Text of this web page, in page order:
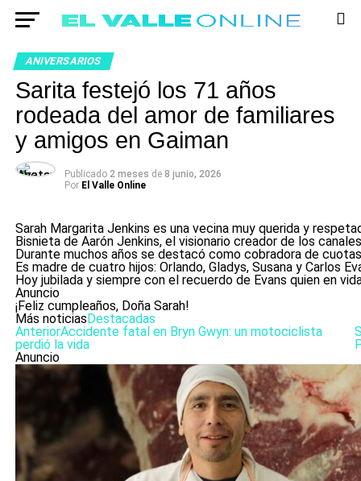
ANIVERSARIOS
Sarita festejó los 71 años
rodeada del amor de familiares
y amigos en Gaiman
Publicado 2 meses de 8 junio, 2026
Por El Valle Online
Sarah Margarita Jenkins es una vecina muy querida y
Bisnieta de Aarón Jenkins, el visionario creador de los
Durante muchos años se destacó como cobradora de
Es madre de cuatro hijos: Orlando, Gladys, Susana y Carlos
Hoy jubilada y siempre con el recuerdo de Evans quien en
Anuncio
¡Feliz cumpleaños, Doña Sarah!
Más noticiasDestacadas
AnteriorAccidente fatal en Bryn Gwyn: un motociclista
perdió la vida
Anuncio